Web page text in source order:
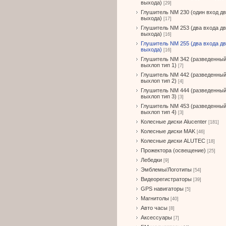
выхода) [29]
Глушитель NM 230 (один вход
выхода) [17]
Глушитель NM 253 (два входа
выхода) [16]
Глушитель NM 255 (два входа
выхода) [16]
Глушитель NM 342 (разведенный
выхлоп тип 1) [7]
Глушитель NM 442 (разведенный
выхлоп тип 2) [4]
Глушитель NM 444 (разведенный
выхлоп тип 3) [3]
Глушитель NM 453 (разведенный
выхлоп тип 4) [3]
Колесные диски Alucenter [181]
Колесные диски MAK [46]
Колесные диски ALUTEC [18]
Прожектора (освещение) [25]
Лебедки [9]
Эмблемы/Логотипы [54]
Видеорегистраторы [39]
GPS навигаторы [5]
Магнитолы [40]
Авто часы [8]
Аксессуары [7]